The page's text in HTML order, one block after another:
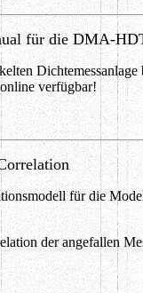
für die DMA-
verfügbar!
für die
der angefallen